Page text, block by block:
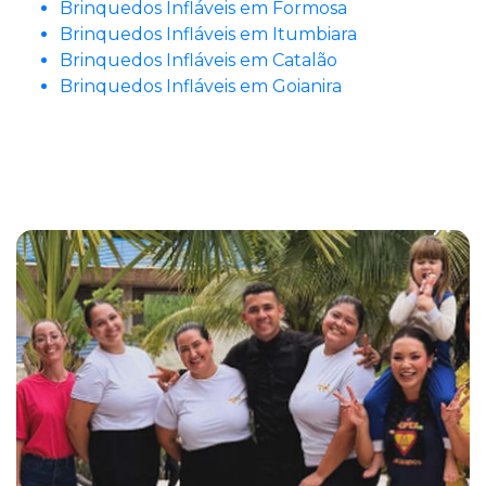
Brinquedos Infláveis em Formosa
Brinquedos Infláveis em Itumbiara
Brinquedos Infláveis em Catalão
Brinquedos Infláveis em Goianira